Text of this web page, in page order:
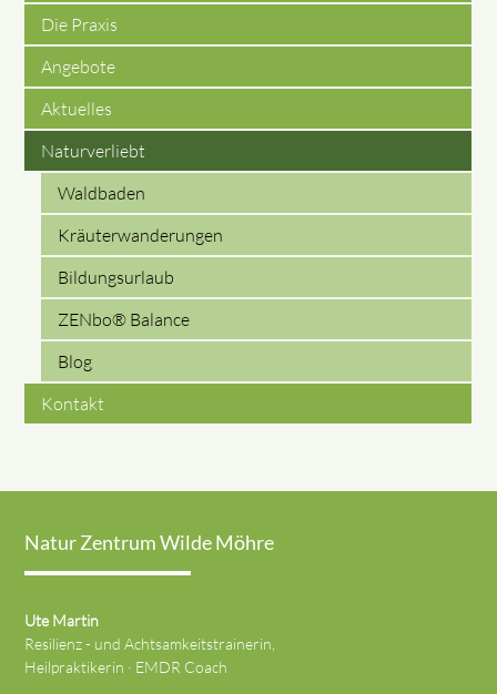
Die Praxis
Angebote
Aktuelles
Naturverliebt
Waldbaden
Kräuterwanderungen
Bildungsurlaub
ZENbo® Balance
Blog
Kontakt
Natur Zentrum Wilde Möhre
Ute Martin
Resilienz - und Achtsamkeitstrainerin,
Heilpraktikerin · EMDR Coach